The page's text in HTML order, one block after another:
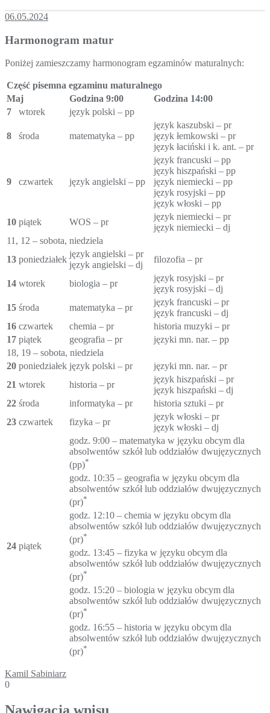
06.05.2024
Harmonogram matur
Poniżej zamieszczamy harmonogram egzaminów maturalnych:
Część pisemna egzaminu maturalnego
Maj
Godzina 9:00
Godzina 14:00
7
wtorek język polski – pp
8 środa matematyka – pp
język kaszubski – pr
język łemkowski – pr
język łaciński i k. ant. – pr
9 czwartek język angielski – pp
język francuski – pp
język hiszpański – pp
język niemiecki – pp
język rosyjski – pp
język włoski – pp
10 piątek WOS – pr
język niemiecki – pr
język niemiecki – dj
11, 12 – sobota, niedziela
13 poniedziałek
język angielski – pr
język angielski – dj
filozofia – pr
14 wtorek biologia – pr
język rosyjski – pr
język rosyjski – dj
15 środa matematyka – pr
język francuski – pr
język francuski – dj
16 czwartek chemia – pr
historia muzyki – pr
17 piątek geografia – pr
języki mn. nar. – pp
18, 19 – sobota, niedziela
20 poniedziałek język polski – pr
języki mn. nar. – pr
21 wtorek historia – pr
język hiszpański – pr
język hiszpański – dj
22 środa informatyka – pr
historia sztuki – pr
23 czwartek fizyka – pr
język włoski – pr
język włoski – dj
24 piątek
godz. 9:00 – matematyka w języku obcym dla
absolwentów szkół lub oddziałów dwujęzycznych
(pp)*
godz. 10:35 – geografia w języku obcym dla
absolwentów szkół lub oddziałów dwujęzycznych
(pr)*
godz. 12:10 – chemia w języku obcym dla
absolwentów szkół lub oddziałów dwujęzycznych
(pr)*
godz. 13:45 – fizyka w języku obcym dla
absolwentów szkół lub oddziałów dwujęzycznych
(pr)*
godz. 15:20 – biologia w języku obcym dla
absolwentów szkół lub oddziałów dwujęzycznych
(pr)*
godz. 16:55 – historia w języku obcym dla
absolwentów szkół lub oddziałów dwujęzycznych
(pr)*
Kamil Sabiniarz
0